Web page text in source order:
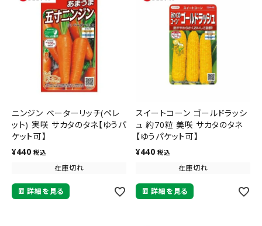
ニンジン ベーターリッチ(ペレ
ット) 実咲 サカタのタネ【ゆうパ
ケット可】
¥440 税込
在庫切れ
詳細を見る
スイートコーン ゴールドラッシ
ュ 約70粒 美咲 サカタのタネ
【ゆうパケット可】
¥440 税込
在庫切れ
詳細を見る